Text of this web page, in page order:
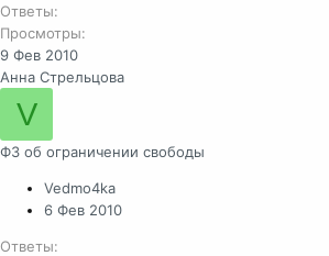
Ответы
Просмотры
9 Фев 2010
Анна Стрельцова
V
ФЗ об ограничении свободы
Vedmo4ka
6 Фев 2010
Ответы